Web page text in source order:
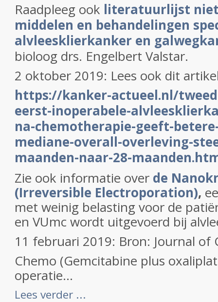
Raadpleeg ook literatuurlijst
middelen en behandelingen
alvleesklierkanker en
bioloog drs. Engelbert Valstar.
2 oktober 2019: Lees ook dit
https://kanker-actueel.nl/
eerst-inoperabele-
na-chemotherapie-geeft-
mediane-overall-overleving-
maanden-naar-28-
Zie ook informatie over de
(Irreversible Electroporation),
met weinig belasting voor de
en VUmc wordt uitgevoerd bij
11 februari 2019: Bron: Journal of
Chemo (Gemcitabine plus
operatie...
Lees verder ...